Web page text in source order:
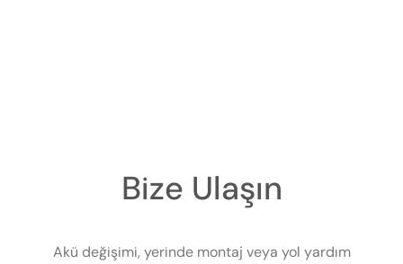
Bize Ulaşın
Akü değişimi, yerinde montaj veya yol yardım